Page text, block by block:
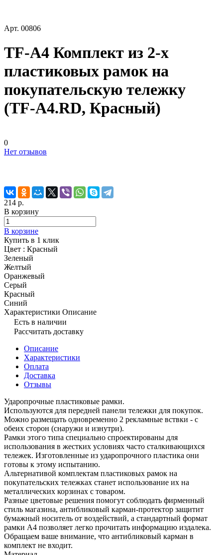
Арт. 00806
TF-A4 Комплект из 2-х
пластиковых рамок на
покупательскую тележку
(TF-A4.RD, Красный)
0
Нет отзывов
214 р.
В корзину
В корзине
Купить в 1 клик
Цвет : Красный
Зеленый
Желтый
Оранжевый
Серый
Красный
Синий
Характеристики Описание
Есть в наличии
Рассчитать доставку
Описание
Характеристики
Оплата
Доставка
Отзывы
Ударопрочные пластиковые рамки.
Используются для передней панели тележки для покупок.
Можно размещать одновременно 2 рекламные вствки - с
обеих сторон (снаружи и изнутри).
Рамки этого типа специально спроектированы для
использования в жестких условиях часто сталкивающихся
тележек. Изготовленные из ударопрочного пластика они
готовы к этому испытанию.
Альтернативой комплектам пластиковых рамок на
покупательских тележках станет использование их на
металлических корзинах с товаром.
Разные цветовые решения помогут соблюдать фирменный
стиль магазина, антибликовый карман-протектор защитит
бумажный носитель от воздействий, а стандартный формат
рамки А4 позволяет легко прочитать информацию издалека.
Обращаем ваше внимание, что антибликовый карман в
комплект не входит.